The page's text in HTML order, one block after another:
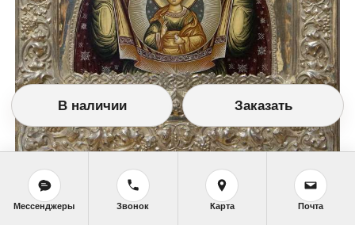
Изображение №6866
В наличии Заказать
Мессенджеры Звонок Карта Почта